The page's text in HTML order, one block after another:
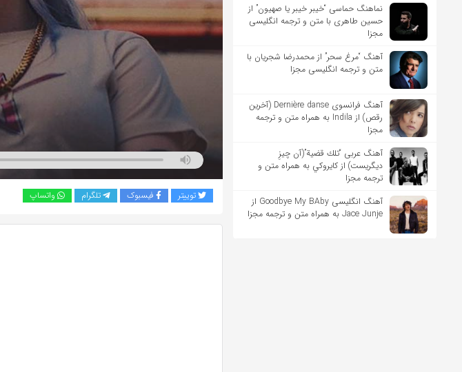
نماهنگ حماسی “خیبر خیبر یا صهیون” از
حسین طاهری با متن و ترجمه انگلیسی
مجزا
آهنگ “مرغ سحر” از محمدرضا شجریان با
متن و ترجمه انگلیسی مجزا
آهنگ فرانسوی Dernière danse (آخرین
رقص) از Indila به همراه متن و ترجمه
مجزا
آهنگ عربی “تلك قضية”(آن چیزِ
دیگریست) از كايروكي به همراه متن و
ترجمه مجزا
آهنگ انگلیسی Goodbye My BAby از
Jace Junje به همراه متن و ترجمه مجزا
توییتر فیسبوک تلگرام واتساپ